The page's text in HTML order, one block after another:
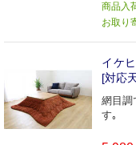
商品入
お取り
イケ
[対応
網目調
す｡